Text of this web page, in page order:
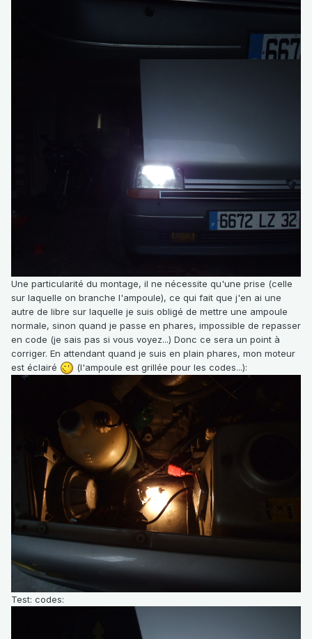
Une particularité du montage, il ne nécessite qu'une prise (celle
sur laquelle on branche l'ampoule), ce qui fait que j'en ai une
autre de libre sur laquelle je suis obligé de mettre une ampoule
normale, sinon quand je passe en phares, impossible de repasser
en code (je sais pas si vous voyez...) Donc ce sera un point à
corriger. En attendant quand je suis en plain phares, mon moteur
est éclairé
(l'ampoule est grillée pour les codes...):
Test: codes: